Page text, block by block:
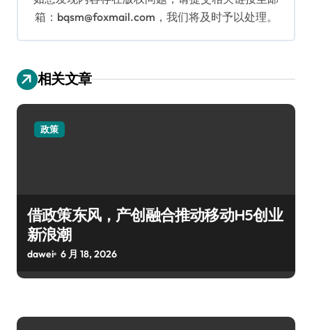
箱：bqsm@foxmail.com，我们将及时予以处理。
相关文章
政策
借政策东风，产创融合推动移动H5创业
新浪潮
dawei 6 月 18, 2026